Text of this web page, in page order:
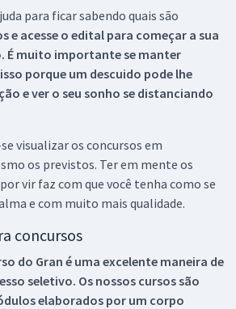
para ficar sabendo quais são
e acesse o edital para começar a sua
É muito importante se manter
porque um descuido pode lhe
e ver o seu sonho se distanciando
visualizar os concursos em
os previstos. Ter em mente os
vir faz com que você tenha como se
e com muito mais qualidade.
concursos
do Gran é uma excelente maneira de
seletivo. Os nossos cursos são
elaborados por um corpo